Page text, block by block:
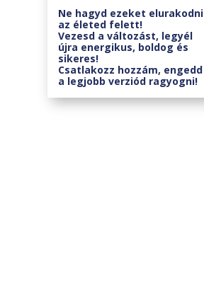
Ne hagyd ezeket elurakodni
az életed felett!
Vezesd a változást, legyél
újra energikus, boldog és
sikeres!
Csatlakozz hozzám, engedd
a legjobb verziód ragyogni!